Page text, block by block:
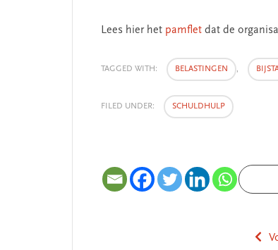
Lees hier het pamflet dat de
TAGGED WITH: BELASTINGEN ,
FILED UNDER: SCHULDHULP